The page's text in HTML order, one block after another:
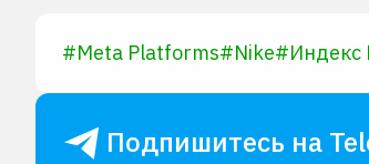
#Meta Platforms#Nike#Индекс
Подпишитесь на